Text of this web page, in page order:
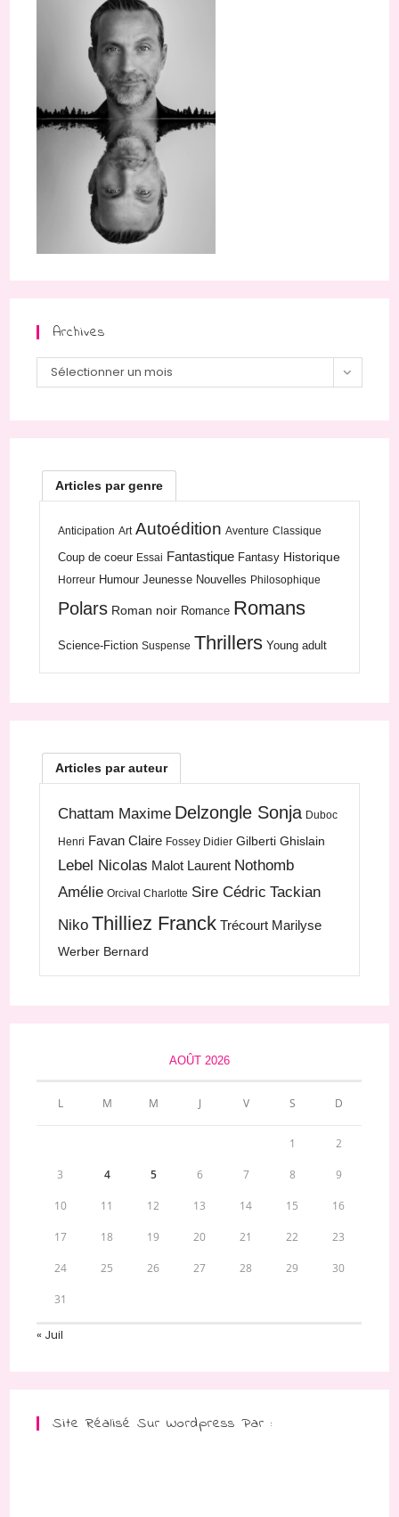
Archives
Archives
Sélectionner un mois
Articles par genre
Anticipation Art Autoédition Aventure Classique
Coup de coeur Essai Fantastique Fantasy Historique
Horreur Humour Jeunesse Nouvelles Philosophique
Polars Roman noir Romance Romans
Science-Fiction Suspense Thrillers Young adult
Articles par auteur
Chattam Maxime Delzongle Sonja Duboc
Henri Favan Claire Fossey Didier Gilberti Ghislain
Lebel Nicolas Malot Laurent Nothomb
Amélie Orcival Charlotte Sire Cédric Tackian
Niko Thilliez Franck Trécourt Marilyse
Werber Bernard
AOÛT 2026
L M M J V S D
1 2
3 4 5 6 7 8 9
10 11 12 13 14 15 16
17 18 19 20 21 22 23
24 25 26 27 28 29 30
31
« Juil
Site Réalisé Sur Wordpress Par :